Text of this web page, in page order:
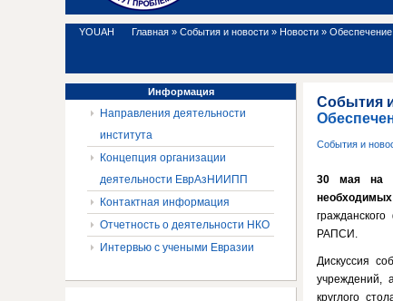
YOUAH Главная » События и новости » Новости » Обеспечение
События
События и
30 мая на
необходимых
РАПСИ.
Дискуссия
учреждений,
круглого
Информация
Направления деятельности
института
Концепция организации
деятельности ЕврАзНИИПП
Контактная информация
Отчетность о деятельности НКО
Интервью с учеными Евразии